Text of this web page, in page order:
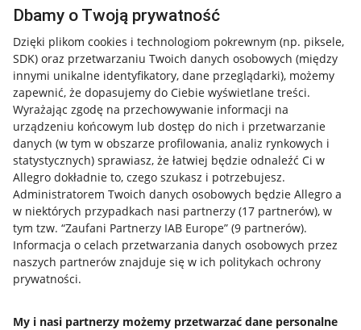
Dbamy o Twoją prywatność
Dzięki plikom cookies i technologiom pokrewnym (np. piksele,
SDK) oraz przetwarzaniu Twoich danych osobowych (między
innymi unikalne identyfikatory, dane przeglądarki), możemy
zapewnić, że dopasujemy do Ciebie wyświetlane treści.
Wyrażając zgodę na przechowywanie informacji na
urządzeniu końcowym lub dostęp do nich i przetwarzanie
danych (w tym w obszarze profilowania, analiz rynkowych i
statystycznych) sprawiasz, że łatwiej będzie odnaleźć Ci w
Allegro dokładnie to, czego szukasz i potrzebujesz.
Administratorem Twoich danych osobowych będzie Allegro a
w niektórych przypadkach nasi partnerzy (17 partnerów), w
tym tzw. “Zaufani Partnerzy IAB Europe” (9 partnerów).
Informacja o celach przetwarzania danych osobowych przez
naszych partnerów znajduje się w ich politykach ochrony
prywatności.
My i nasi partnerzy możemy przetwarzać dane personalne
Przydatne informacje
Jak to działa